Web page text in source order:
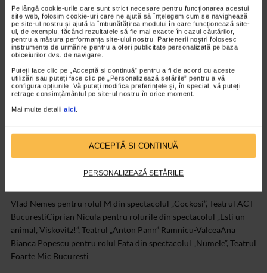
Pe lângă cookie-urile care sunt strict necesare pentru funcționarea acestui
site web, folosim cookie-uri care ne ajută să înțelegem cum se navighează
pe site-ul nostru și ajută la îmbunătățirea modului în care funcționează site-
ul, de exemplu, făcând rezultatele să fie mai exacte în cazul căutărilor,
pentru a măsura performanța site-ului nostru. Partenerii noștri folosesc
instrumente de urmărire pentru a oferi publicitate personalizată pe baza
obiceiurilor dvs. de navigare.
Puteți face clic pe „Acceptă si continuă” pentru a fi de acord cu aceste
utilizări sau puteți face clic pe „Personalizează setările” pentru a vă
configura opțiunile. Vă puteți modifica preferințele și, în special, vă puteți
retrage consimțământul pe site-ul nostru în orice moment.
Mai multe detalii aici
ACCEPTĂ SI CONTINUĂ
PERSONALIZEAZĂ SETĂRILE
„Fantomele din Canterville”, dupa Oscar Wilde, scenariul si regia
artistica: Ilinca Stihi„Henric al V-lea” de William Shakespare,
adaptarea radiofonica: Domnica Tundrea, regia artistica: Attila
Vizauer„Metamorfoza”, dupa Franz Kafka, scenariul si regia
artistica: Ion Andrei Puican
Teatru TV:
dramatizare, adaptare si regie: Vitalie Lupascu„Vinovatul”, dupa
Ion Baiesu, scenariul si regia: Ion Gostin„Zi ca-ti place!”, dupa
Valentin Nicolau, adaptare si regie: Cornel Mihalache
Vlad Nemes pentru rolul M din spectacolul „Cockosi”, Teatrul ACT
BucurestiCiprian Nicula pentru rolurile din spectacolul „Esti un
animal, Viskovitz!”, Teatrul „Anton Pann” Ramnicu-ValceaAna
Bianca Popescu pentru rolul Fata din spectacolul „Numele”, Teatrul
Foarte Mic Bucuresti